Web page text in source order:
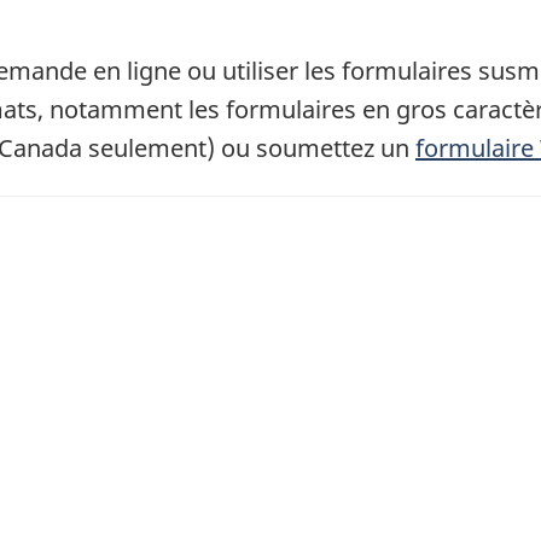
en ligne ou utiliser les formulaires
notamment les formulaires en gros
seulement) ou soumettez un formulaire